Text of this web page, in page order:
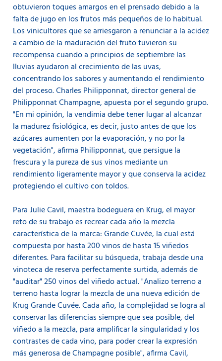
obtuvieron toques amargos en el prensado debido a la
falta de jugo en los frutos más pequeños de lo habitual.
Los vinicultores que se arriesgaron a renunciar a la acidez
a cambio de la maduración del fruto tuvieron su
recompensa cuando a principios de septiembre las
lluvias ayudaron al crecimiento de las uvas,
concentrando los sabores y aumentando el rendimiento
del proceso. Charles Philipponnat, director general de
Philipponnat Champagne, apuesta por el segundo grupo.
"En mi opinión, la vendimia debe tener lugar al alcanzar
la madurez fisiológica, es decir, justo antes de que los
azúcares aumenten por la evaporación, y no por la
vegetación", afirma Philipponnat, que persigue la
frescura y la pureza de sus vinos mediante un
rendimiento ligeramente mayor y que conserva la acidez
protegiendo el cultivo con toldos.
Para Julie Cavil, maestra bodeguera en Krug, el mayor
reto de su trabajo es recrear cada año la mezcla
característica de la marca: Grande Cuvée, la cual está
compuesta por hasta 200 vinos de hasta 15 viñedos
diferentes. Para facilitar su búsqueda, trabaja desde una
vinoteca de reserva perfectamente surtida, además de
"auditar" 250 vinos del viñedo actual. "Analizo terreno a
terreno hasta lograr la mezcla de una nueva edición de
Krug Grande Cuvée. Cada año, la complejidad se logra al
conservar las diferencias siempre que sea posible, del
viñedo a la mezcla, para amplificar la singularidad y los
contrastes de cada vino, para poder crear la expresión
más generosa de Champagne posible", afirma Cavil,